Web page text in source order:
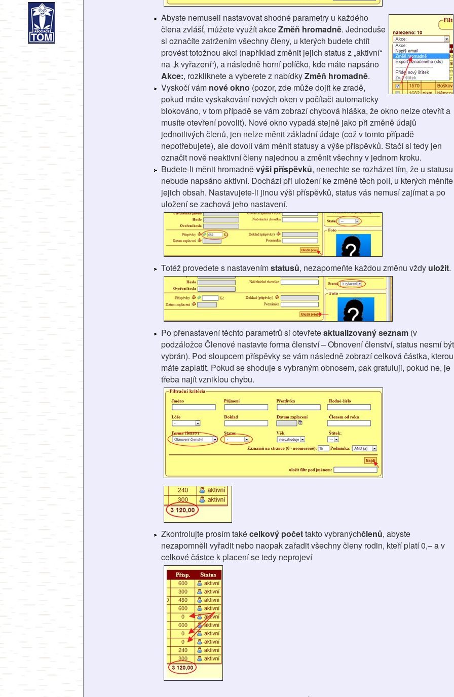
Abyste nemuseli nastavovat shodné parametry u každého
člena zvlášť, můžete využít akceZměň hromadně. Jednoduše
si označíte zatržením všechny členy, u kterých budete chtít
provést totožnou akci (například změnit jejich status z „aktivní“
na „k vyřazení“), a následně horní políčko, kde máte napsáno
Akce:, rozkliknete a vyberete z nabídkyZměň hromadně.
Vyskočí vám nové okno (pozor, zde může dojít ke zradě,
pokud máte vyskakování nových oken v počítači automaticky
blokováno, v tom případě se vám zobrazí chybová hláška, že okno nelze otevřít a
musíte otevření povolit). Nové okno vypadá stejně jako při změně údajů
jednotlivých členů, jen nelze měnit základní údaje (což v tomto případě
nepotřebujete), ale dovolí vám měnit statusy a výše příspěvků. Stačí si tedy jen
označit nově neaktivní členy najednou a změnit všechny v jednom kroku.
Budete-li měnit hromadněvýši příspěvků, nenechte se rozházet tím, že u statusu
nebude napsáno aktivní. Dochází při uložení ke změně těch polí, u kterých měníte
jejich obsah. Nastavujete-li jinou výši příspěvků, status vás nemusí zajímat a po
uložení se zachová jeho nastavení.
Totéž provedete s nastavenímstatusů, nezapomeňte každou změnu vždy uložit.
Po přenastavení těchto parametrů si otevřeteaktualizovaný seznam(v
podzáložce Členové nastavte forma členství – Obnovení členství, status nesmí být
vybrán). Pod sloupcem příspěvky se vám následně zobrazí celková částka, kterou
máte zaplatit. Pokud se shoduje s vybraným obnosem, pak gratuluji, pokud ne, je
třeba najít vzniklou chybu.
Zkontrolujte prosím takécelkový počettakto vybranýchčlenů, abyste
nezapomněli vyřadit nebo naopak zařadit všechny členy rodin, kteří platí 0,– a v
celkové částce k placení se tedy neprojeví